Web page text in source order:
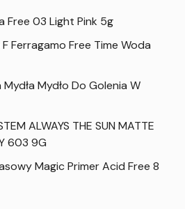
Free 03 Light Pink 5g
Ferragamo Free Time Woda
Mydło Do Golenia W
ALWAYS THE SUN MATTE
603 9G
Magic Primer Acid Free 8